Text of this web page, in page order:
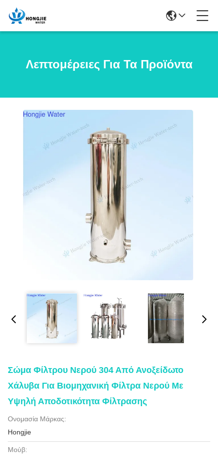
Λεπτομέρειες Για Τα Προϊόντα
Σώμα Φίλτρου Νερού 304 Από Ανοξείδωτο
Χάλυβα Για Βιομηχανική Φίλτρα Νερού Με
Υψηλή Αποδοτικότητα Φίλτρασης
Ονομασία Μάρκας:
Hongjie
Μούβ: